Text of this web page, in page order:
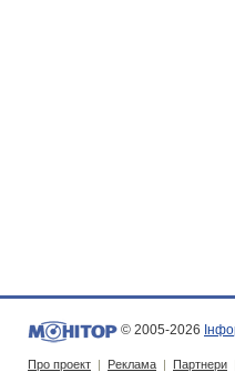
© 2005-2026
Про проект | Реклама | Партнери